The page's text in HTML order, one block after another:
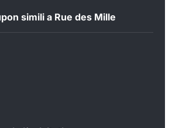
simili a Rue des Mille